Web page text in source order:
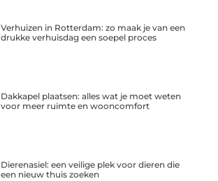
Verhuizen in Rotterdam: zo maak je van een
drukke verhuisdag een soepel proces
Dakkapel plaatsen: alles wat je moet weten
voor meer ruimte en wooncomfort
Dierenasiel: een veilige plek voor dieren die
een nieuw thuis zoeken